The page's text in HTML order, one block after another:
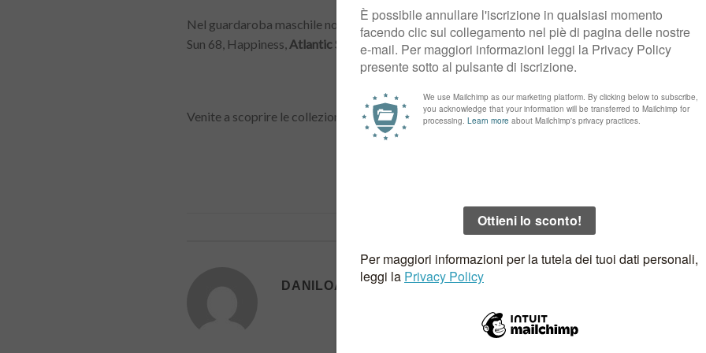
Nel guardaroba maschile non poteva mancare l’eleganza del gentleman Tagliatore, Brian Dales,
Sun 68, Happiness, Atlantic Starse i costumi Mc2 e molti altri. Tra le novità Gran Sasso, Re Hash,
Venite a scoprire le collezioni della primavera estate 2017 di Danilo Abbigliamento!
Questo elemento è stato inserito innews. Aggiungilo ai
DANILOABBIGLIAMENTO